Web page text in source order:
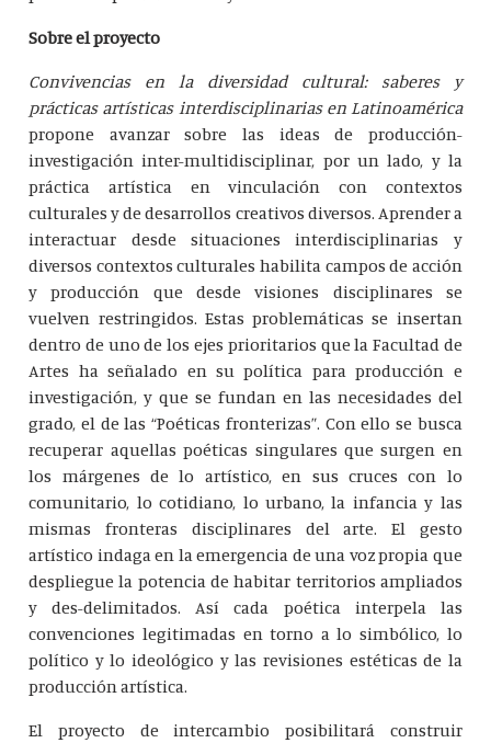
Sobre el proyecto
Convivencias en la diversidad cultural: saberes y
prácticas artísticas interdisciplinarias en Latinoamérica
propone avanzar sobre las ideas de producción-
investigación inter-multidisciplinar, por un lado, y la
práctica artística en vinculación con contextos
culturales y de desarrollos creativos diversos. Aprender a
interactuar desde situaciones interdisciplinarias y
diversos contextos culturales habilita campos de acción
y producción que desde visiones disciplinares se
vuelven restringidos. Estas problemáticas se insertan
dentro de uno de los ejes prioritarios que la Facultad de
Artes ha señalado en su política para producción e
investigación, y que se fundan en las necesidades del
grado, el de las “Poéticas fronterizas”. Con ello se busca
recuperar aquellas poéticas singulares que surgen en
los márgenes de lo artístico, en sus cruces con lo
comunitario, lo cotidiano, lo urbano, la infancia y las
mismas fronteras disciplinares del arte. El gesto
artístico indaga en la emergencia de una voz propia que
despliegue la potencia de habitar territorios ampliados
y des-delimitados. Así cada poética interpela las
convenciones legitimadas en torno a lo simbólico, lo
político y lo ideológico y las revisiones estéticas de la
producción artística.
El proyecto de intercambio posibilitará construir